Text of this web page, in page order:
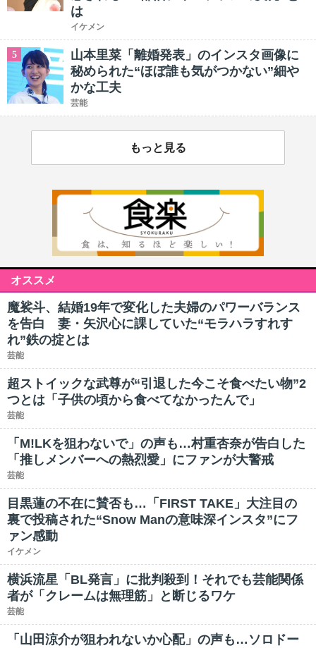
は
イケメン
5
山本里菜「離婚発表」のインスタ画像に
秘められた“ほぼ誰も気がつかない”細や
かな工夫
芸能
もっと見る
オススメ
魔裟斗、結婚19年で変化した夫婦のパワーバランス
を告白 妻・矢沢心に課していた“モラハラすれす
れ”鉄の掟とは
芸能
超ストイックな武尊が“引退した今こそ食べたい物”2
つとは「子供の頃から食べてなかったんで」
芸能
「M!LKを狙わないで」の声も…村重杏奈が告白した
「推しメンバーへの熱烈愛」にファンが大警戒
芸能
目黒蓮の不在に賛否も…「FIRST TAKE」大注目の
裏で投稿された“Snow Manの意味深インスタ”にフ
ァン感動
イケメン
横浜流星「BL発言」に批判殺到！それでも芸能関係
者が「クレームは無理筋」と断じるワケ
芸能
「山田涼介が狙われないか心配」の声も…ソロドー